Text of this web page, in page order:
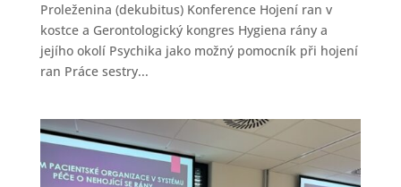
Proleženina (dekubitus) Konference Hojení ran v
kostce a Gerontologický kongres Hygiena rány a
jejího okolí Psychika jako možný pomocník při hojení
ran Práce sestry...